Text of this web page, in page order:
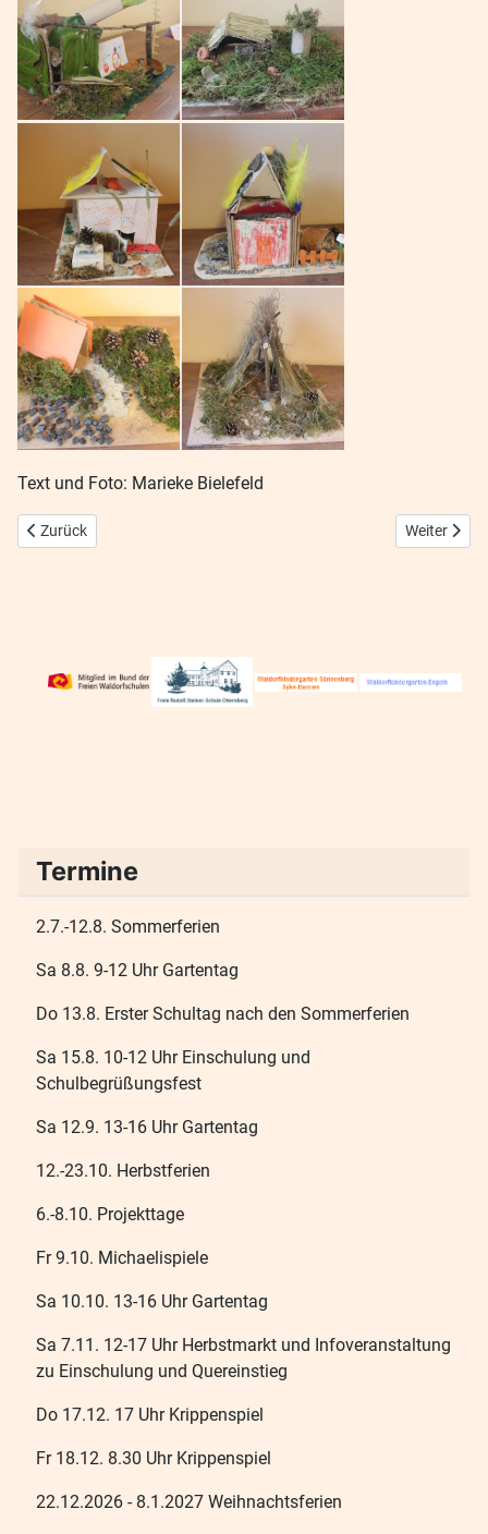
Text und Foto: Marieke Bielefeld
Vorheriger Beitrag: Unsere Schüler_innen stellen ihre
Zurück Nächster
Weiter
Termine
2.7.-12.8. Sommerferien
Sa 8.8. 9-12 Uhr Gartentag
Do 13.8. Erster Schultag nach den Sommerferien
Sa 15.8. 10-12 Uhr Einschulung und
Schulbegrüßungsfest
Sa 12.9. 13-16 Uhr Gartentag
12.-23.10. Herbstferien
6.-8.10. Projekttage
Fr 9.10. Michaelispiele
Sa 10.10. 13-16 Uhr Gartentag
Sa 7.11. 12-17 Uhr Herbstmarkt und Infoveranstaltung
zu Einschulung und Quereinstieg
Do 17.12. 17 Uhr Krippenspiel
Fr 18.12. 8.30 Uhr Krippenspiel
22.12.2026 - 8.1.2027 Weihnachtsferien